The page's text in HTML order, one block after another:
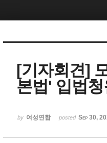
[기자회견]
본법' 입법
by 여성연합 posted Sep 30,
5
5